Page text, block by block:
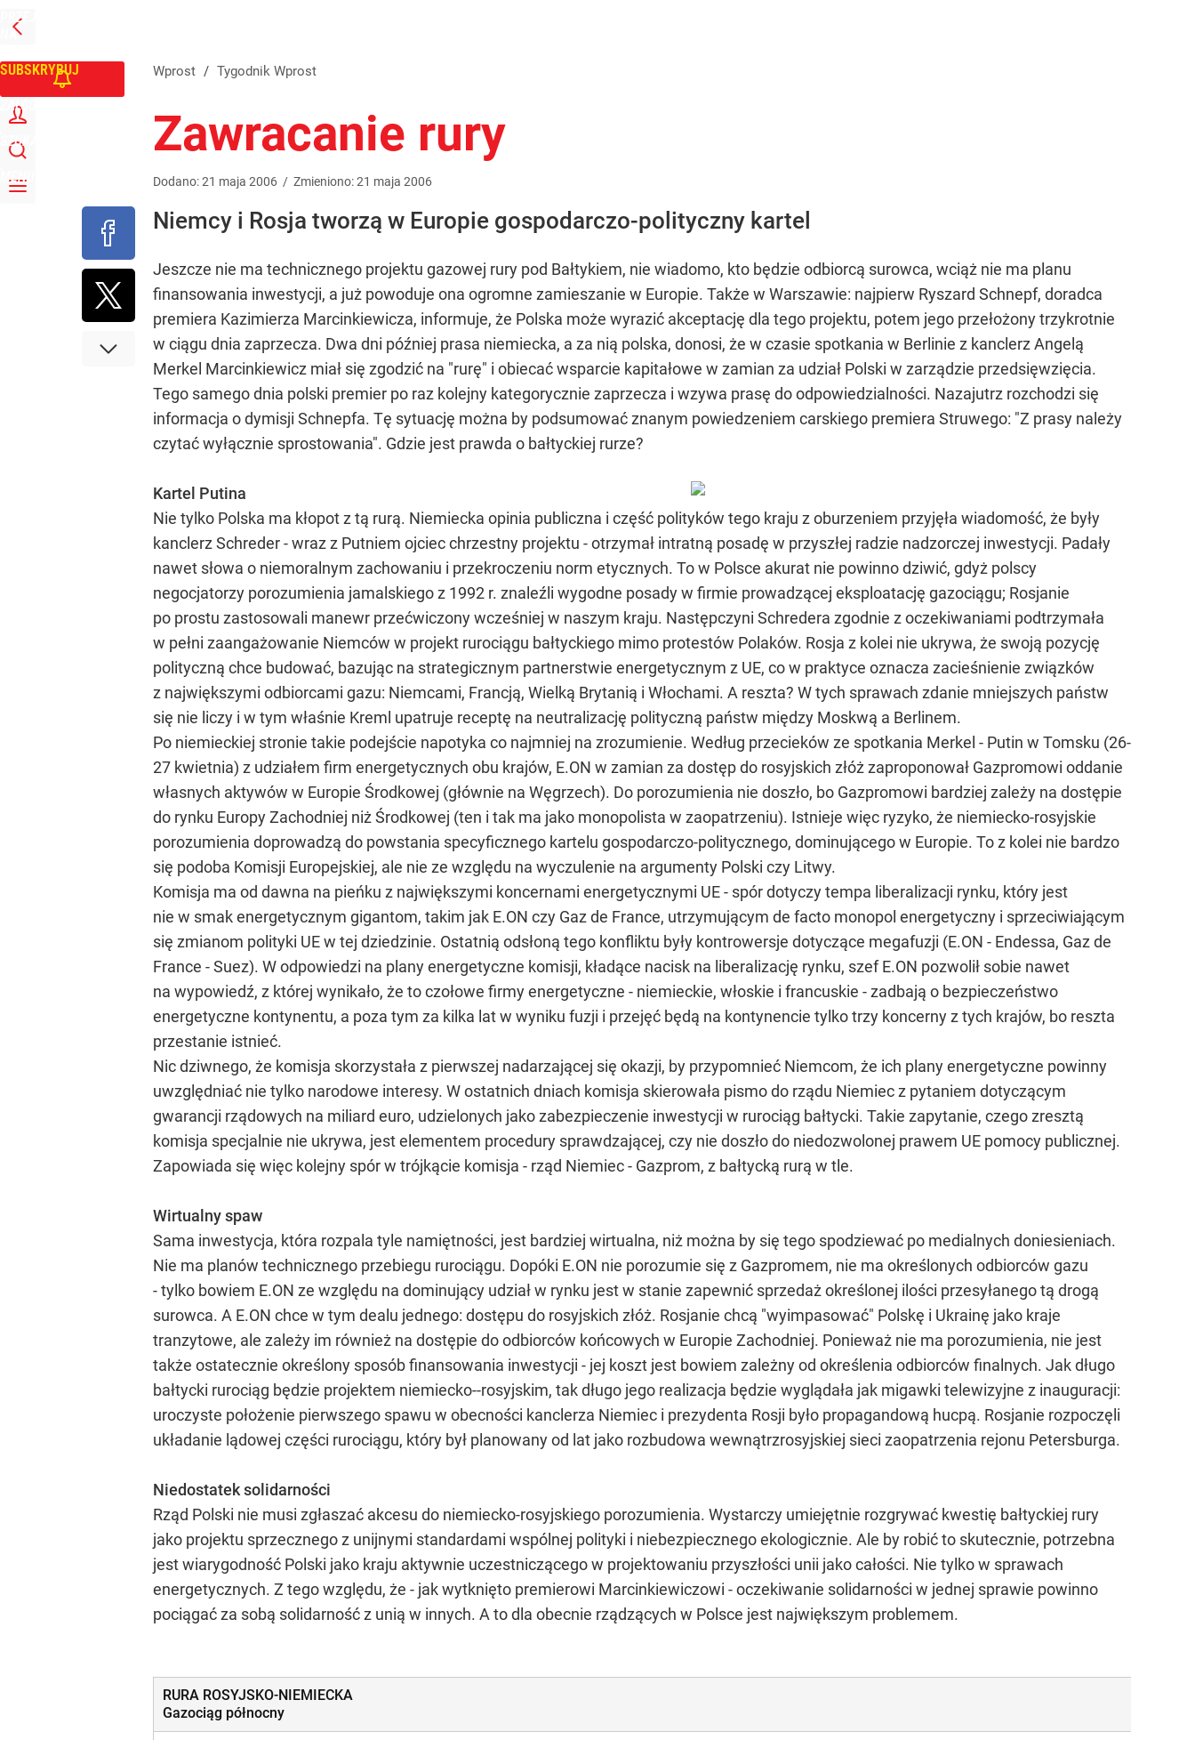
PRZEJDŹ
NA
GŁÓWNĄ
SUBSKRYBUJ
ZALOGUJ
SZUKAJ
MENU
Wprost / Tygodnik Wprost
Zawracanie rury
Dodano:21 maja 2006 / Zmieniono:21 maja 2006
Niemcy i Rosja tworzą w Europie gospodarczo-polityczny kartel
Jeszcze nie ma technicznego projektu gazowej rury pod Bałtykiem, nie wiadomo, kto będzie odbiorcą surowca, wciąż nie ma planu
finansowania inwestycji, a już powoduje ona ogromne zamieszanie w Europie. Także w Warszawie: najpierw Ryszard Schnepf, doradca
premiera Kazimierza Marcinkiewicza, informuje, że Polska może wyrazić akceptację dla tego projektu, potem jego przełożony trzykrotnie
w ciągu dnia zaprzecza. Dwa dni później prasa niemiecka, a za nią polska, donosi, że w czasie spotkania w Berlinie z kanclerz Angelą
Merkel Marcinkiewicz miał się zgodzić na "rurę" i obiecać wsparcie kapitałowe w zamian za udział Polski w zarządzie przedsięwzięcia.
Tego samego dnia polski premier po raz kolejny kategorycznie zaprzecza i wzywa prasę do odpowiedzialności. Nazajutrz rozchodzi się
informacja o dymisji Schnepfa. Tę sytuację można by podsumować znanym powiedzeniem carskiego premiera Struwego: "Z prasy należy
czytać wyłącznie sprostowania". Gdzie jest prawda o bałtyckiej rurze?
Kartel Putina
Nie tylko Polska ma kłopot z tą rurą. Niemiecka opinia publiczna i część polityków tego kraju z oburzeniem przyjęła wiadomość, że były
kanclerz Schreder - wraz z Putniem ojciec chrzestny projektu - otrzymał intratną posadę w przyszłej radzie nadzorczej inwestycji. Padały
nawet słowa o niemoralnym zachowaniu i przekroczeniu norm etycznych. To w Polsce akurat nie powinno dziwić, gdyż polscy
negocjatorzy porozumienia jamalskiego z 1992 r. znaleźli wygodne posady w firmie prowadzącej eksploatację gazociągu; Rosjanie
po prostu zastosowali manewr przećwiczony wcześniej w naszym kraju. Następczyni Schredera zgodnie z oczekiwaniami podtrzymała
w pełni zaangażowanie Niemców w projekt rurociągu bałtyckiego mimo protestów Polaków. Rosja z kolei nie ukrywa, że swoją pozycję
polityczną chce budować, bazując na strategicznym partnerstwie energetycznym z UE, co w praktyce oznacza zacieśnienie związków
z największymi odbiorcami gazu: Niemcami, Francją, Wielką Brytanią i Włochami. A reszta? W tych sprawach zdanie mniejszych państw
się nie liczy i w tym właśnie Kreml upatruje receptę na neutralizację polityczną państw między Moskwą a Berlinem.
Po niemieckiej stronie takie podejście napotyka co najmniej na zrozumienie. Według przecieków ze spotkania Merkel - Putin w Tomsku (26-
27 kwietnia) z udziałem firm energetycznych obu krajów, E.ON w zamian za dostęp do rosyjskich złóż zaproponował Gazpromowi oddanie
własnych aktywów w Europie Środkowej (głównie na Węgrzech). Do porozumienia nie doszło, bo Gazpromowi bardziej zależy na dostępie
do rynku Europy Zachodniej niż Środkowej (ten i tak ma jako monopolista w zaopatrzeniu). Istnieje więc ryzyko, że niemiecko-rosyjskie
porozumienia doprowadzą do powstania specyficznego kartelu gospodarczo-politycznego, dominującego w Europie. To z kolei nie bardzo
się podoba Komisji Europejskiej, ale nie ze względu na wyczulenie na argumenty Polski czy Litwy.
Komisja ma od dawna na pieńku z największymi koncernami energetycznymi UE - spór dotyczy tempa liberalizacji rynku, który jest
nie w smak energetycznym gigantom, takim jak E.ON czy Gaz de France, utrzymującym de facto monopol energetyczny i sprzeciwiającym
się zmianom polityki UE w tej dziedzinie. Ostatnią odsłoną tego konfliktu były kontrowersje dotyczące megafuzji (E.ON - Endessa, Gaz de
France - Suez). W odpowiedzi na plany energetyczne komisji, kładące nacisk na liberalizację rynku, szef E.ON pozwolił sobie nawet
na wypowiedź, z której wynikało, że to czołowe firmy energetyczne - niemieckie, włoskie i francuskie - zadbają o bezpieczeństwo
energetyczne kontynentu, a poza tym za kilka lat w wyniku fuzji i przejęć będą na kontynencie tylko trzy koncerny z tych krajów, bo reszta
przestanie istnieć.
Nic dziwnego, że komisja skorzystała z pierwszej nadarzającej się okazji, by przypomnieć Niemcom, że ich plany energetyczne powinny
uwzględniać nie tylko narodowe interesy. W ostatnich dniach komisja skierowała pismo do rządu Niemiec z pytaniem dotyczącym
gwarancji rządowych na miliard euro, udzielonych jako zabezpieczenie inwestycji w rurociąg bałtycki. Takie zapytanie, czego zresztą
komisja specjalnie nie ukrywa, jest elementem procedury sprawdzającej, czy nie doszło do niedozwolonej prawem UE pomocy publicznej.
Zapowiada się więc kolejny spór w trójkącie komisja - rząd Niemiec - Gazprom, z bałtycką rurą w tle.
Wirtualny spaw
Sama inwestycja, która rozpala tyle namiętności, jest bardziej wirtualna, niż można by się tego spodziewać po medialnych doniesieniach.
Nie ma planów technicznego przebiegu rurociągu. Dopóki E.ON nie porozumie się z Gazpromem, nie ma określonych odbiorców gazu
- tylko bowiem E.ON ze względu na dominujący udział w rynku jest w stanie zapewnić sprzedaż określonej ilości przesyłanego tą drogą
surowca. A E.ON chce w tym dealu jednego: dostępu do rosyjskich złóż. Rosjanie chcą "wyimpasować" Polskę i Ukrainę jako kraje
tranzytowe, ale zależy im również na dostępie do odbiorców końcowych w Europie Zachodniej. Ponieważ nie ma porozumienia, nie jest
także ostatecznie określony sposób finansowania inwestycji - jej koszt jest bowiem zależny od określenia odbiorców finalnych. Jak długo
bałtycki rurociąg będzie projektem niemiecko--rosyjskim, tak długo jego realizacja będzie wyglądała jak migawki telewizyjne z inauguracji:
uroczyste położenie pierwszego spawu w obecności kanclerza Niemiec i prezydenta Rosji było propagandową hucpą. Rosjanie rozpoczęli
układanie lądowej części rurociągu, który był planowany od lat jako rozbudowa wewnątrzrosyjskiej sieci zaopatrzenia rejonu Petersburga.
Niedostatek solidarności
Rząd Polski nie musi zgłaszać akcesu do niemiecko-rosyjskiego porozumienia. Wystarczy umiejętnie rozgrywać kwestię bałtyckiej rury
jako projektu sprzecznego z unijnymi standardami wspólnej polityki i niebezpiecznego ekologicznie. Ale by robić to skutecznie, potrzebna
jest wiarygodność Polski jako kraju aktywnie uczestniczącego w projektowaniu przyszłości unii jako całości. Nie tylko w sprawach
energetycznych. Z tego względu, że - jak wytknięto premierowi Marcinkiewiczowi - oczekiwanie solidarności w jednej sprawie powinno
pociągać za sobą solidarność z unią w innych. A to dla obecnie rządzących w Polsce jest największym problemem.
RURA ROSYJSKO-NIEMIECKA
Gazociąg północny